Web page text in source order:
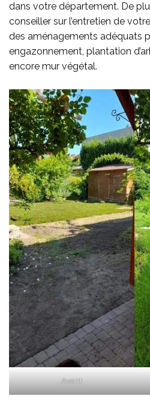
dans votre département. De
conseiller sur l’entretien de
des aménagements adéquats
engazonnement, plantation
encore mur végétal.
Avant